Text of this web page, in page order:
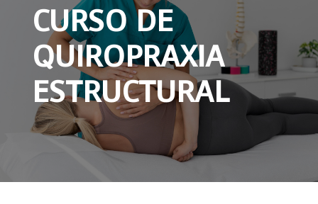
CURSO DE
QUIROPRAXIA
ESTRUCTURAL